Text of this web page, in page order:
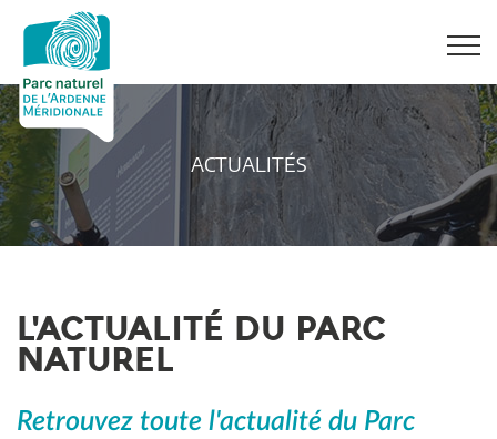
ACTUALITÉS
L'ACTUALITÉ DU PARC
NATUREL
Retrouvez toute l'actualité du Parc